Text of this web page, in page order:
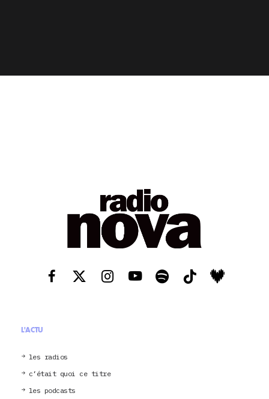
L'ACTU
les radios
c’était quoi ce titre
les podcasts